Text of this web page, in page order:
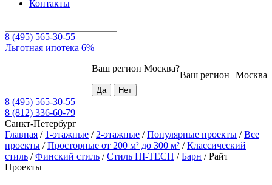
Контакты
8 (495) 565-30-55
Льготная ипотека 6%
Москва
Ваш регион
Ваш регион Москва?
8 (495) 565-30-55
8 (812) 336-60-79
Санкт-Петербург
Главная / 1-этажные / 2-этажные /Популярные проекты /Все
проекты /Просторные от 200 м² до 300 м² /Классический
стиль /Финский стиль /Стиль HI-TECH /Барн /Райт
Проекты